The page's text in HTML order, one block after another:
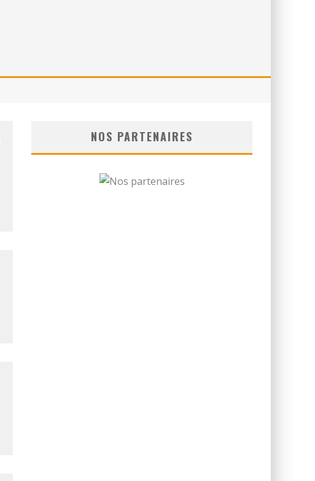
NOS PARTENAIRES